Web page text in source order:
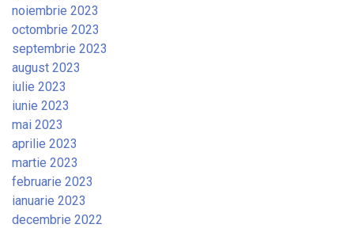
noiembrie 2023
octombrie 2023
septembrie 2023
august 2023
iulie 2023
iunie 2023
mai 2023
aprilie 2023
martie 2023
februarie 2023
ianuarie 2023
decembrie 2022